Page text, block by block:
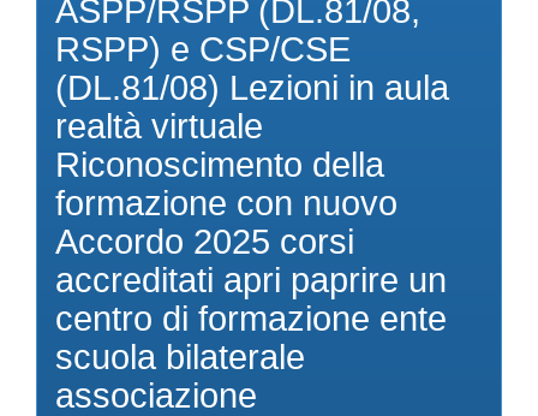
ASPP/RSPP (DL.81/08,
RSPP) e CSP/CSE
(DL.81/08) Lezioni in aula
realtà virtuale
Riconoscimento della
formazione con nuovo
Accordo 2025 corsi
accreditati apri paprire un
centro di formazione ente
scuola bilaterale
associazione